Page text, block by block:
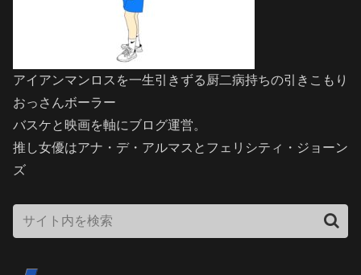
アイアンマンロスを一生引きずる厨二病持ちの引きこもり
おっさんボーラー
バスケと映画を軸にブログ運営。
推し女優はアナ・デ・アルマスとフェリシティ・ジョーン
ズ